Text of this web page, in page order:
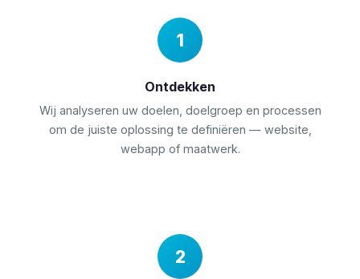
Ontdekken
Wij analyseren uw doelen, doelgroep en processen
om de juiste oplossing te definiëren — website,
webapp of maatwerk.